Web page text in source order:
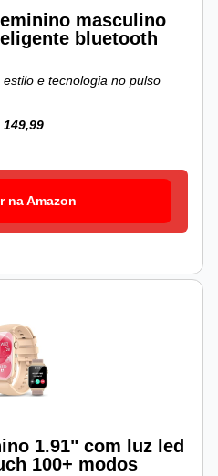
masculino
bluetooth
e tecnologia no pulso
149,99
na Amazon
1.91" com luz led
100+ modos